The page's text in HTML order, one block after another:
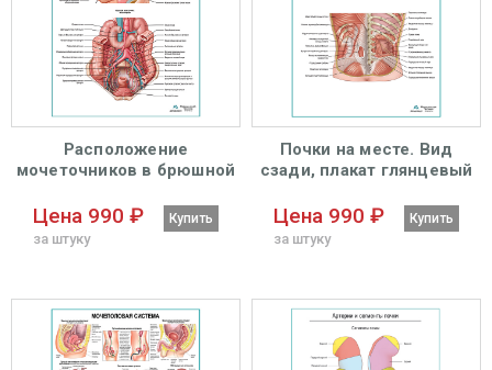
Расположение
мочеточников в брюшной
А1+/А2+
Цена 990 ₽
за штуку
Купить
Почки на месте. Вид
сзади, плакат глянцевый
Цена 990 ₽
за штуку
Купить